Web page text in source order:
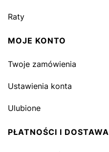
Raty
MOJE KONTO
Twoje zamówienia
Ustawienia konta
Ulubione
PŁATNOŚCI I DOSTAWA